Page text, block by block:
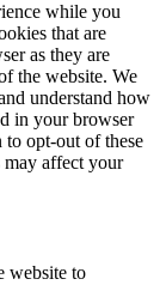
while you
that are
as they are
the website. We
understand how
in your browser
opt-out of these
may affect your
website to